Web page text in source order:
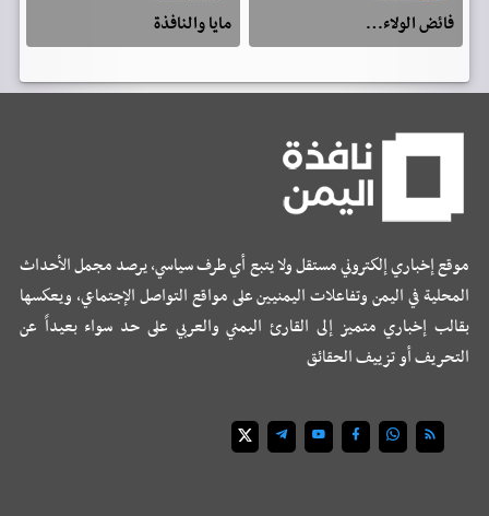
فائض الولاء…
مايا والنافذة
موقع إخباري إلكتروني مستقل ولا يتبع أي طرف سياسي، يرصد مجمل الأحداث
المحلية في اليمن وتفاعلات اليمنيين على مواقع التواصل الإجتماعي، ويعكسها
بقالب إخباري متميز إلى القارئ اليمني والعربي على حد سواء بعيداً عن
التحريف أو تزييف الحقائق